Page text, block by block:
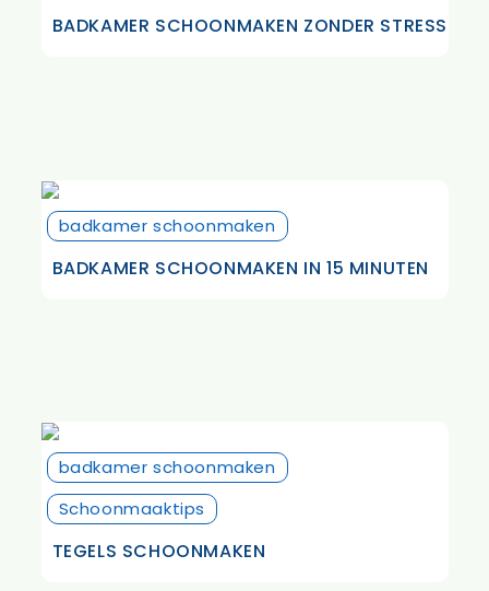
BADKAMER SCHOONMAKEN ZONDER STRESS
badkamer schoonmaken
BADKAMER SCHOONMAKEN IN 15 MINUTEN
badkamer schoonmaken
Schoonmaaktips
TEGELS SCHOONMAKEN